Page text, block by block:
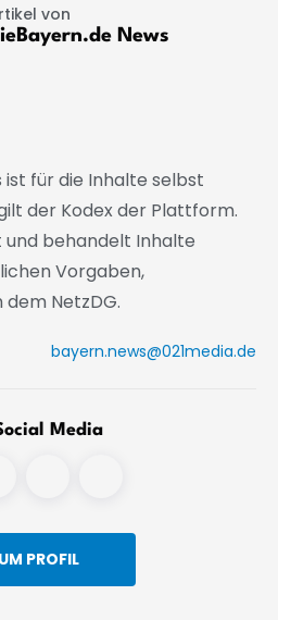
von
News
ist für die Inhalte selbst
der Kodex der Plattform.
behandelt Inhalte
Vorgaben,
NetzDG.
bayern.news@021media.de
Media
PROFIL